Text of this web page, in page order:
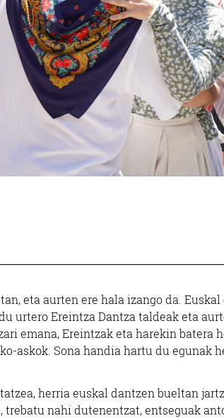
eta aurten ere hala izango da. Euskal
urtero Ereintza Dantza taldeak eta
emana, Ereintzak eta harekin batera
askok. Sona handia hartu du egunak
herria euskal dantzen bueltan
trebatu nahi dutenentzat, entseguak